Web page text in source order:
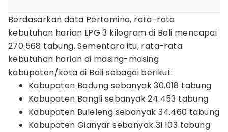
Berdasarkan data Pertamina, rata-rata
kebutuhan harian LPG 3 kilogram di Bali mencapai
270.568 tabung. Sementara itu, rata-rata
kebutuhan harian di masing-masing
kabupaten/kota di Bali sebagai berikut:
Kabupaten Badung sebanyak 30.018 tabung
Kabupaten Bangli sebanyak 24.453 tabung
Kabupaten Buleleng sebanyak 34.460 tabung
Kabupaten Gianyar sebanyak 31.103 tabung